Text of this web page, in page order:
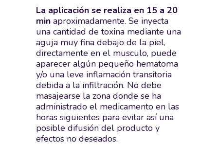
La aplicación se realiza en 15 a 20
min aproximadamente. Se inyecta
una cantidad de toxina mediante una
aguja muy fina debajo de la piel,
directamente en el musculo, puede
aparecer algún pequeño hematoma
y/o una leve inflamación transitoria
debida a la infiltración. No debe
masajearse la zona donde se ha
administrado el medicamento en las
horas siguientes para evitar así una
posible difusión del producto y
efectos no deseados.